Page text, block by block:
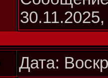
Дата: